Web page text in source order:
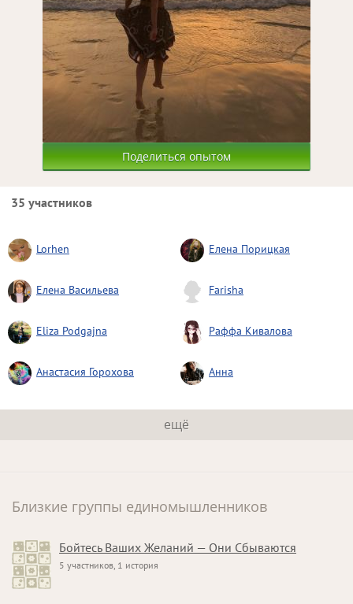
Поделиться опытом
35 участников
Lorhen Елена Порицкая
Елена Васильева Farisha
Eliza Podgajna Раффа Кивалова
Анастасия Горохова Анна
ещё
Близкие группы единомышленников
Бойтесь Ваших Желаний — Они Сбываются
5 участников, 1 история